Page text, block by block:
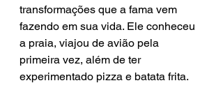
transformações que a fama vem
fazendo em sua vida. Ele conheceu
a praia, viajou de avião pela
primeira vez, além de ter
experimentado pizza e batata frita.